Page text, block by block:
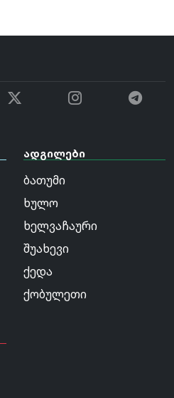
ადგილები
ბათუმი
ხულო
ხელვაჩაური
შუახევი
ქედა
ქობულეთი